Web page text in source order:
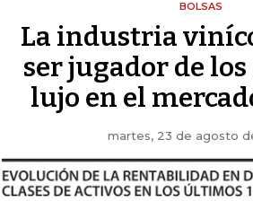
BOLSAS
La industria
ser jugador de los
lujo en el
martes, 23 de agosto